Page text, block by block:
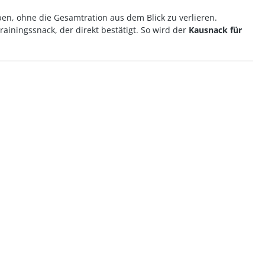
ohne die Gesamtration aus dem Blick zu verlieren.
der direkt bestätigt. So wird der Kausnack für